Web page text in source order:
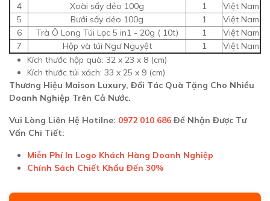
4
Xoài sấy dẻo 100g 1
Việt Nam
5
Bưởi sấy dẻo 100g 1
Việt Nam
6
Trà Ô Long Túi Lọc 5 in1 - 20g ( 10t) 1
Việt Nam
7
Hộp và túi Ngư Nguyệt 1
Việt Nam
Kích thước hộp quà: 32 x 23 x 8 (cm)
Kích thước túi xách: 33 x 25 x 9 (cm)
Thương Hiệu Maison Luxury, Đối Tác Quà Tặng Cho Nhiều
Doanh Nghiệp Trên Cả Nước.
Vui Lòng Liên Hệ Hotilne: 0972 010 686 Để Nhận Được Tư
Vấn Chi Tiết:
Miễn Phí In Logo Khách Hàng Doanh Nghiệp
Chính Sách Chiết Khấu Đến 30%